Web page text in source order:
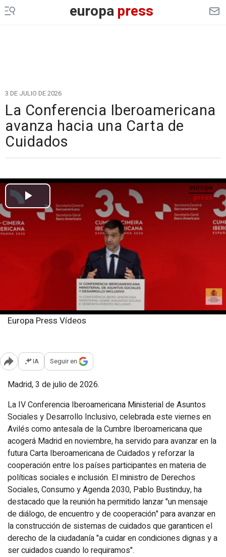
europapress
3 DE JULIO DE 2026
La Conferencia Iberoamericana
avanza hacia una Carta de
Cuidados
Europa Press Vídeos
Abrir opciones para compartir
IA Seguir en
Madrid, 3 de julio de 2026.
La IV Conferencia Iberoamericana Ministerial de Asuntos
Sociales y Desarrollo Inclusivo, celebrada este viernes en
Avilés como antesala de la Cumbre Iberoamericana que
acogerá Madrid en noviembre, ha servido para avanzar en la
futura Carta Iberoamericana de Cuidados y reforzar la
cooperación entre los países participantes en materia de
políticas sociales e inclusión. El ministro de Derechos
Sociales, Consumo y Agenda 2030, Pablo Bustinduy, ha
destacado que la reunión ha permitido lanzar "un mensaje
de diálogo, de encuentro y de cooperación" para avanzar en
la construcción de sistemas de cuidados que garanticen el
derecho de la ciudadanía "a cuidar en condiciones dignas y a
ser cuidados cuando lo requiramos".